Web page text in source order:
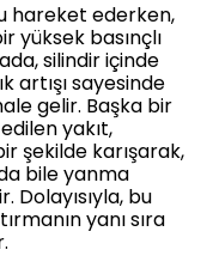
hareket ederken,
yüksek basınçlı
silindir içinde
artışı sayesinde
gelir. Başka bir
yakıt,
şekilde karışarak,
bile yanma
Dolayısıyla, bu
yanı sıra